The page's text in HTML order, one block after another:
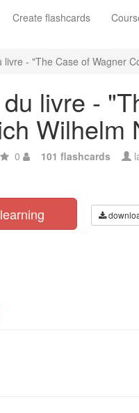
Create flashcards
livre - "The Case of Wagner
livre -
Wilhelm
0 101 flashcards